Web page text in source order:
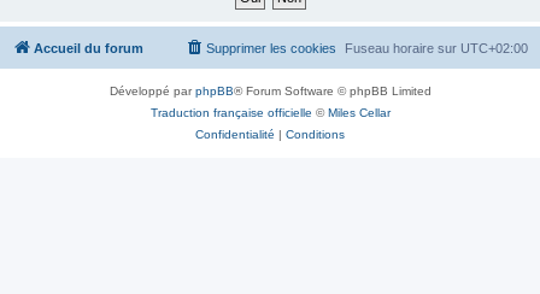
Accueil du forum Fuseau horaire sur UTC+02:00
Supprimer les cookies
Développé parphpBB® Forum Software © phpBB Limited
Traduction française officielle ©Miles Cellar
Confidentialité | Conditions